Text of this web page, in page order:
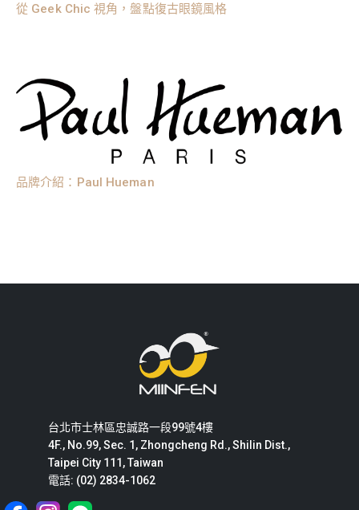
從 Geek Chic 視角，盤點復古眼鏡風格
品牌介紹：Paul Hueman
台北市士林區忠誠路一段99號4樓
4F., No.99, Sec. 1, Zhongcheng Rd., Shilin Dist.,
Taipei City 111, Taiwan
電話: (02) 2834-1062